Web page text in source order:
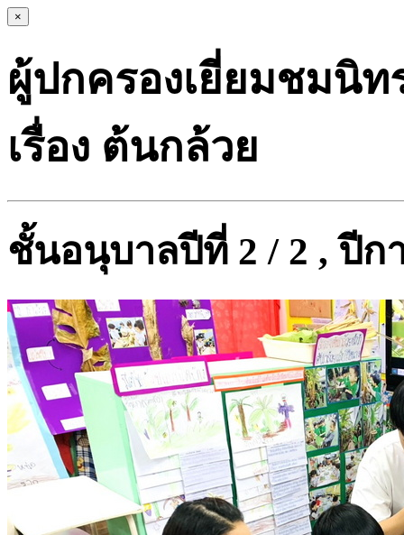
×
ผู้ปกครองเยี่ยมชมนิท
เรื่อง ต้นกล้วย
ชั้นอนุบาลปีที่ 2 / 2 , ปีก